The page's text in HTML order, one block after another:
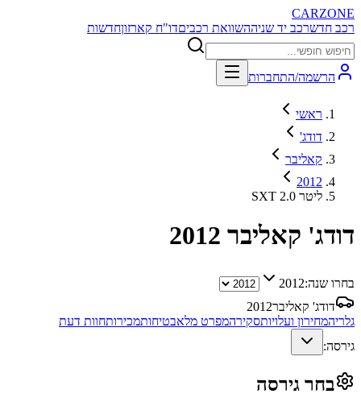
CARZONE
רכב חדשרכב יד שניההשוואת רכביםדו"ח קארזוןחדשות
הרשמה/התחברות
ראשי
דודג'
קאליבר
2012
SXT 2.0 ליטר
דודג' קאליבר 2012
בחרו שנה:2012
דודג' קאליבר2012
גלריהמחירון ועלויותסקירהמפרט מלאבטיחותמכירותחוות דעת
גירסה:
בחר גירסה